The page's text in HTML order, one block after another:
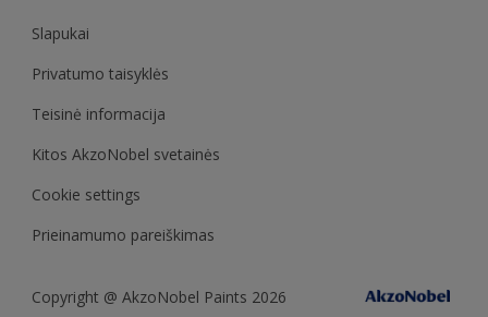
Slapukai
Privatumo taisyklės
Teisinė informacija
Kitos AkzoNobel svetainės
Cookie settings
Prieinamumo pareiškimas
Copyright @ AkzoNobel Paints 2026